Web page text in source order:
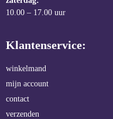
10.00 – 17.00 uur
Klantenservice:
winkelmand
mijn account
contact
verzenden